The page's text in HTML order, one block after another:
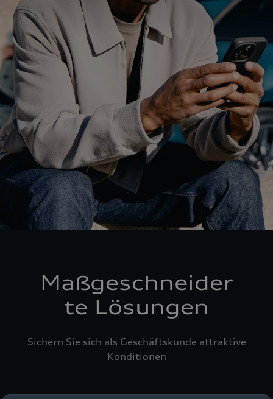
Maßgeschneider
te Lösungen
Sichern Sie sich als Geschäftskunde attraktive
Konditionen